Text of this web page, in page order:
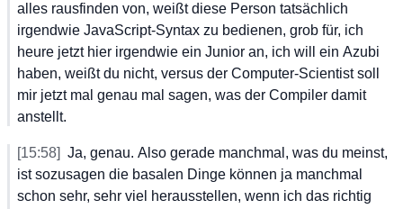
alles rausfinden von, weißt diese Person tatsächlich
irgendwie JavaScript-Syntax zu bedienen, grob für, ich
heure jetzt hier irgendwie ein Junior an, ich will ein Azubi
haben, weißt du nicht, versus der Computer-Scientist soll
mir jetzt mal genau mal sagen, was der Compiler damit
anstellt.
[15:58] Ja, genau. Also gerade manchmal, was du meinst,
ist sozusagen die basalen Dinge können ja manchmal
schon sehr, sehr viel herausstellen, wenn ich das richtig